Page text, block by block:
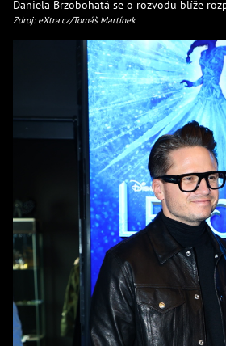
Daniela Brzobohatá se o rozvodu blíže
Zdroj: eXtra.cz/Tomáš Martínek